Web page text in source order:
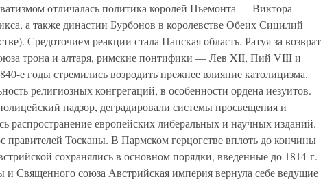
отличалась политика королей Пьемонта — Виктора
а также династии Бурбонов в королевстве Обеих Сицилий
Средоточием реакции стала Папская область. Ратуя за возврат
трона и алтаря, римские понтифики — Лев XII, Пий VIII и
е годы стремились возродить прежнее влияние католицизма.
религиозных конгрегаций, в особенности ордена иезуитов.
надзор, деградировали системы просвещения и
распространение европейских либеральных и научных изданий.
правителей Тосканы. В Пармском герцогстве вплоть до кончины
сохранялись в основном порядки, введенные до 1814 г.
и Священного союза Австрийская империя вернула себе ведущие